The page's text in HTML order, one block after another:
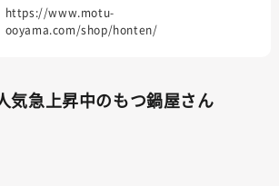
https://www.motu-
ooyama.com/shop/honten/
気急上昇中のもつ鍋屋さん